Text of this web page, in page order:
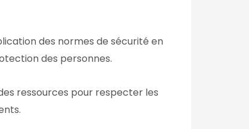
des normes de sécurité en
des personnes.
ressources pour respecter les